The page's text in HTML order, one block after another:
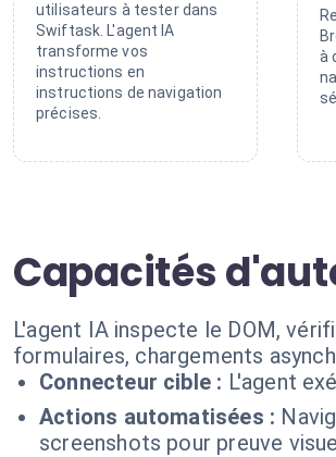
utilisateurs à tester dans
Swiftask. L'agent IA
transforme vos
instructions en
instructions de navigation
précises.
à
Capacités
L'agent IA inspecte le DOM,
formulaires, chargements
Connecteur cible : L'agent
Actions automatisées :
screenshots pour preuve